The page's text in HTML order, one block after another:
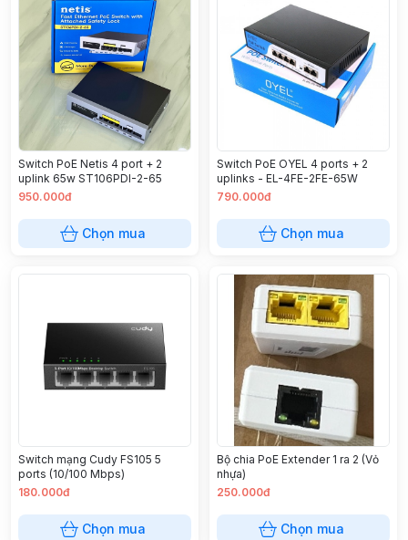
Switch PoE Netis 4 port + 2
uplink 65w ST106PDI-2-65
950.000đ
Chọn mua
Switch PoE OYEL 4 ports + 2
uplinks - EL-4FE-2FE-65W
790.000đ
Chọn mua
Switch mạng Cudy FS105 5
ports (10/100 Mbps)
180.000đ
Chọn mua
Bộ chia PoE Extender 1 ra 2 (Vỏ
nhựa)
250.000đ
Chọn mua